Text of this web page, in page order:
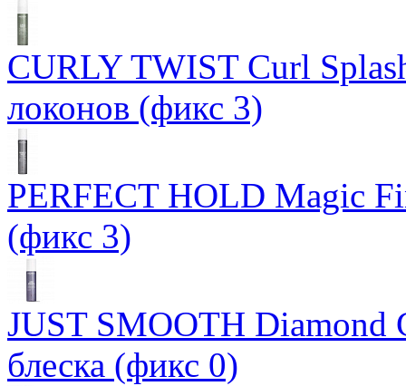
CURLY TWIST Curl
локонов (фикс 3)
PERFECT HOLD Magic
(фикс 3)
JUST SMOOTH Diamond
блеска (фикс 0)